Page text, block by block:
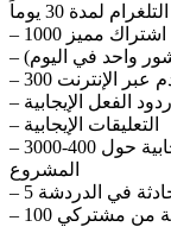
– 1000 اشتراك مميز
عبر الإنترنت
– ردود الفعل الإيجابية
– التعليقات الإيجابية
– 3000-400 محادثة مباشرة في الدردشة والتعليقات الإيجابية حول
المشروع
في الدردشة